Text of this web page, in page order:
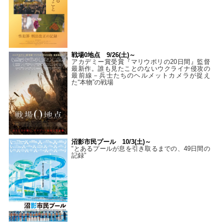
戦場0地点 9/26(土)～
アカデミー賞受賞『マリウポリの20日間』監督
最新作。誰も見たことのないウクライナ侵攻の
最前線－兵士たちのヘルメットカメラが捉え
た“本物”の戦場
沼影市民プール 10/3(土)～
“とあるプールが息を引き取るまでの、49日間の
記録”